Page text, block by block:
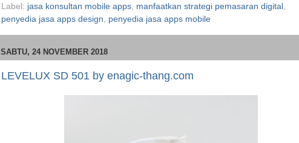
Label: jasa konsultan mobile apps manfaatkan strategi pemasaran digital
penyedia jasa apps design
penyedia jasa apps mobile
SABTU, 24 NOVEMBER 2018
LEVELUX SD 501 by enagic-thang.com